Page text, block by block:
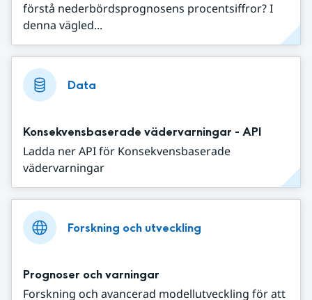
förstå nederbördsprognosens procentsiffror? I
denna vägled...
Data
Konsekvensbaserade vädervarningar - API
Ladda ner API för Konsekvensbaserade
vädervarningar
Forskning och utveckling
Prognoser och varningar
Forskning och avancerad modellutveckling för att